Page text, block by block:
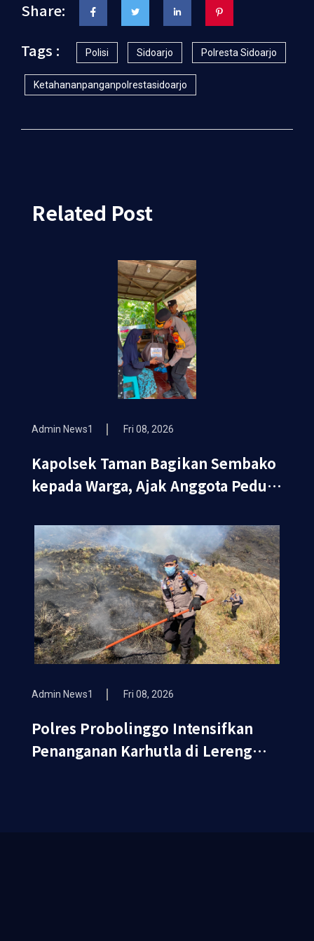
Share:
Tags :
Polisi Sidoarjo Polresta Sidoarjo
Ketahananpanganpolrestasidoarjo
Related Post
Admin News1 Fri 08, 2026
Kapolsek Taman Bagikan Sembako
kepada Warga, Ajak Anggota Peduli
Admin News1 Fri 08, 2026
Polres Probolinggo Intensifkan
Penanganan Karhutla di Lereng